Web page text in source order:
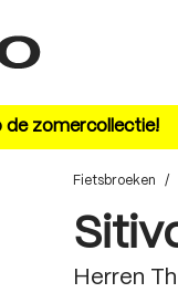
de zomercollectie!
Fietsbroeken /
Herren